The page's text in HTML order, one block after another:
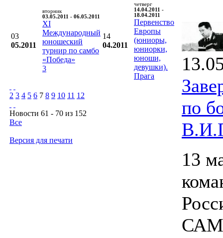
03
05.2011
вторник
03.05.2011 - 06.05.2011
XI
Международный
юношеский
турнир по самбо
«Победа»
3
14
04.2011
четверг
14.04.2011 -
18.04.2011
Первенство
Европы
(юниоры,
юниорки,
юноши,
девушки).
Прага
2 3 4 5 6 7 8 9 10 11 12
Новости 61 - 70 из 152
Все
Версия для печати
по
13